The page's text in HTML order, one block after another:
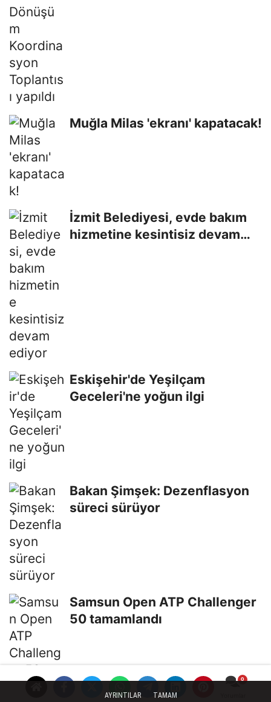
Muğla Milas 'ekranı' kapatacak!
İzmit Belediyesi, evde bakım
hizmetine kesintisiz devam
Eskişehir'de Yeşilçam
Geceleri'ne yoğun ilgi
Bakan Şimşek: Dezenflasyon
süreci sürüyor
Samsun Open ATP Challenger
50 tamamlandı
AYRINTILAR TAMAM